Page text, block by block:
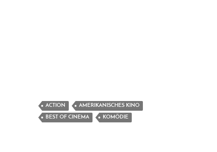
ACTION AMERIKANISCHES KINO
BEST OF CINEMA KOMÖDIE